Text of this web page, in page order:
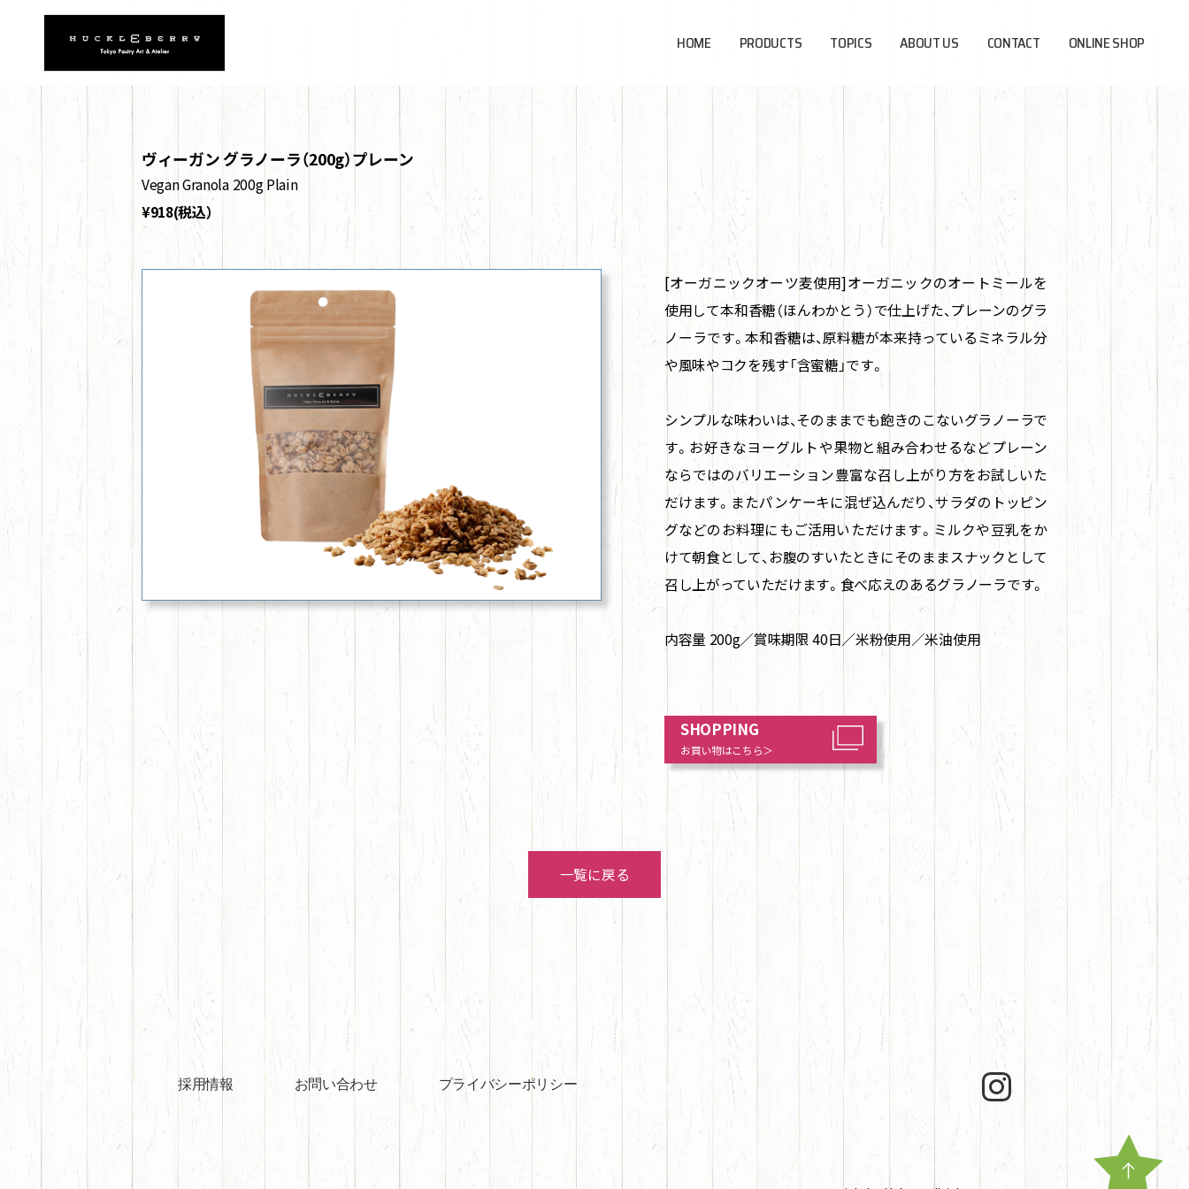
HOME PRODUCTS TOPICS ABOUT US CONTACT ONLINE SHOP
ヴィーガン グラノーラ（200g）プレーン
Vegan Granola 200g Plain
¥918(税込）
[オーガニックオーツ麦使用]オーガニックのオートミールを
使用して本和香糖（ほんわかとう）で仕上げた、プレーンのグラ
ノーラです。本和香糖は、原料糖が本来持っているミネラル分
や風味やコクを残す「含蜜糖」です。
シンプルな味わいは、そのままでも飽きのこないグラノーラで
す。お好きなヨーグルトや果物と組み合わせるなどプレーン
ならではのバリエーション豊富な召し上がり方をお試しいた
だけます。またパンケーキに混ぜ込んだり、サラダのトッピン
グなどのお料理にもご活用いただけます。ミルクや豆乳をか
けて朝食として、お腹のすいたときにそのままスナックとして
召し上がっていただけます。食べ応えのあるグラノーラです。
内容量 200g／賞味期限 40日／米粉使用／米油使用
SHOPPING
お買い物はこちら＞
一覧に戻る
採用情報 お問い合わせ プライバシーポリシー